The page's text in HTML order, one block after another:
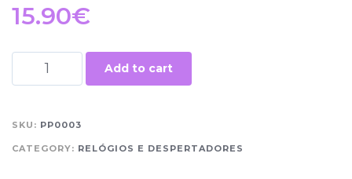
15.90€
Add to cart
SKU: PP0003
CATEGORY: RELÓGIOS E DESPERTADORES